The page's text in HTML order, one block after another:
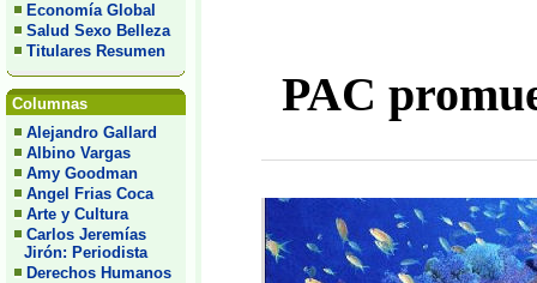
Economía Global
Salud Sexo Belleza
Titulares Resumen
Columnas
Alejandro Gallard
Albino Vargas
Amy Goodman
Angel Frias Coca
Arte y Cultura
Carlos Jeremías
Jirón: Periodista
Derechos Humanos
PAC